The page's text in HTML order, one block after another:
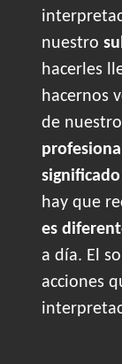
nuestro
hacerles
hacernos
de nuestro
hay que
es
a día. El
acciones